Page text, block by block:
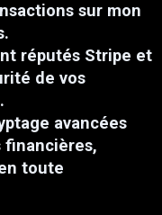
sur mon
réputés Stripe et
de vos
avancées
financières,
toute